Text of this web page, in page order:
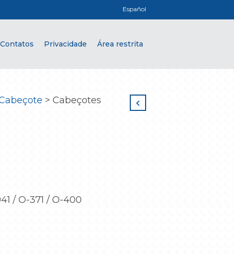
Español
Contatos Privacidade Área restrita
> Cabeçotes
/ O-371 / O-400